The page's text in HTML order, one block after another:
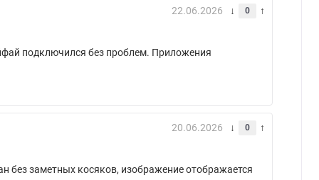
22.06.2026 0
подключился без проблем. Приложения
20.06.2026 0
без заметных косяков, изображение отображается